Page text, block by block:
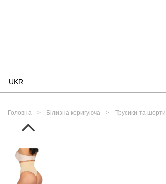
UKR
Головна Білизна коригуюча Трусики та шорти